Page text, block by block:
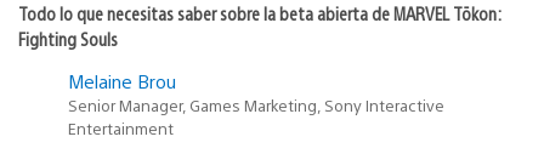
Todo lo que necesitas saber sobre la beta abierta de MARVEL Tōkon:
Fighting Souls
Melaine Brou
Senior Manager, Games Marketing, Sony Interactive
Entertainment